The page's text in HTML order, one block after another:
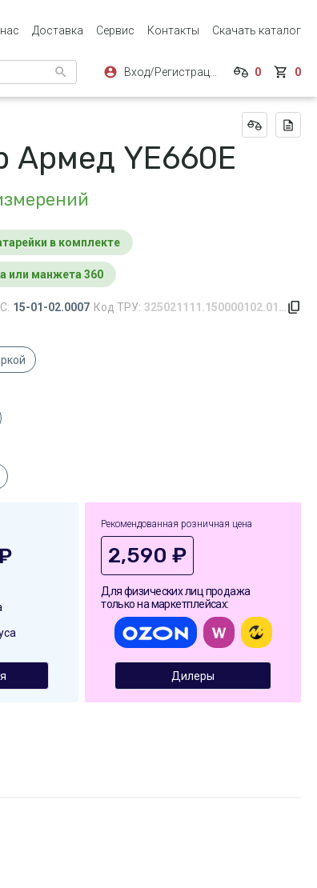
Доставка Сервис Контакты Скачать каталог
0 0
Армед YE660E
в комплекте
или манжета 360
15-01-02.0007 Код ТРУ:
Рекомендованная розничная цена
2,590 ₽
Для физических лиц продажа
только на маркетплейсах:
Дилеры